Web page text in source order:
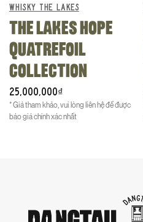
WHISKY THE LAKES
THE LAKES HOPE
QUATREFOIL
COLLECTION
25,000,000₫
* Giá tham khảo, vui lòng liên hệ để được
báo giá chính xác nhất